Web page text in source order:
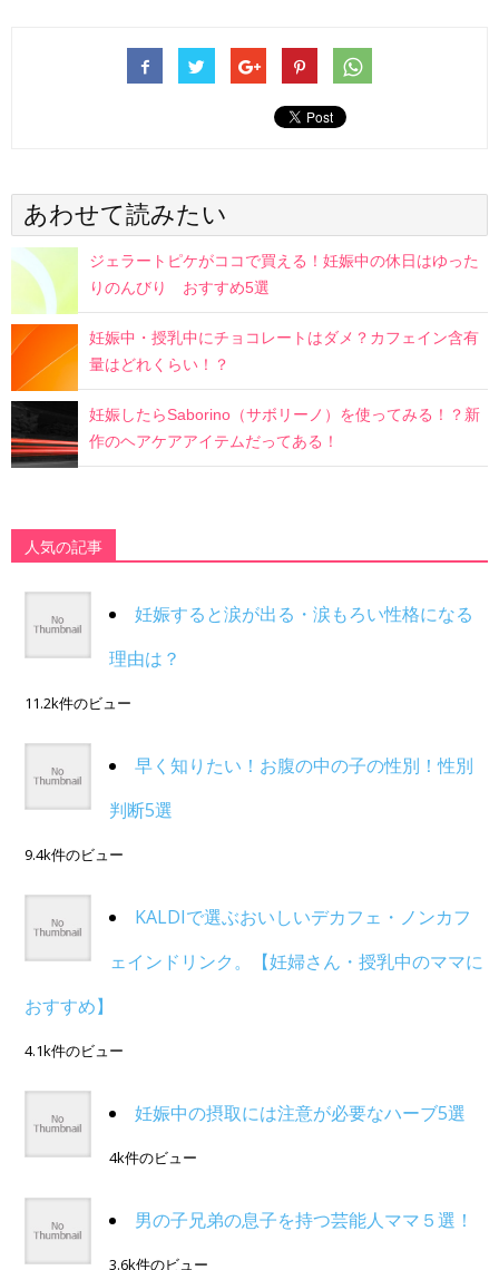
あわせて読みたい
ジェラートピケがココで買える！妊娠中の休日はゆった
りのんびり おすすめ5選
妊娠中・授乳中にチョコレートはダメ？カフェイン含有
量はどれくらい！？
妊娠したらSaborino（サボリーノ）を使ってみる！？新
作のヘアケアアイテムだってある！
人気の記事
妊娠すると涙が出る・涙もろい性格になる
理由は？
11.2k件のビュー
早く知りたい！お腹の中の子の性別！性別
判断5選
9.4k件のビュー
KALDIで選ぶおいしいデカフェ・ノンカフ
ェインドリンク。【妊婦さん・授乳中のママに
おすすめ】
4.1k件のビュー
妊娠中の摂取には注意が必要なハーブ5選
4k件のビュー
男の子兄弟の息子を持つ芸能人ママ５選！
3.6k件のビュー